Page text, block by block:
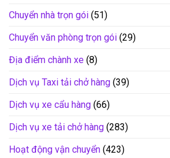
Chuyển nhà trọn gói (51)
Chuyển văn phòng trọn gói (29)
Địa điểm chành xe (8)
Dịch vụ Taxi tải chở hàng (39)
Dịch vụ xe cẩu hàng (66)
Dịch vụ xe tải chở hàng (283)
Hoạt động vận chuyển (423)